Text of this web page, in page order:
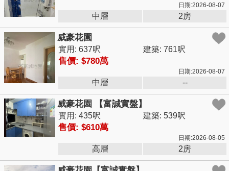
日期:2026-08-07
中層 2房
威豪花園
實用: 637呎 建築: 761呎
售價: $780萬
日期:2026-08-07
中層 --
威豪花園 【富誠實盤】
實用: 435呎 建築: 539呎
售價: $610萬
日期:2026-08-05
高層 2房